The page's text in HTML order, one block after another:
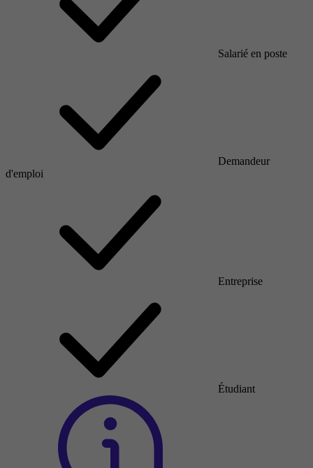
Salarié en poste
Demandeur
d'emploi
Entreprise
Étudiant